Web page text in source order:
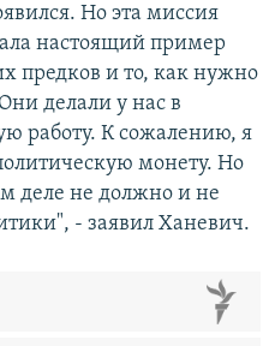
Но эта миссия
настоящий пример
предков и то, как нужно
делали у нас в
работу. К сожалению, я
монету. Но
деле не должно и не
- заявил Ханевич.